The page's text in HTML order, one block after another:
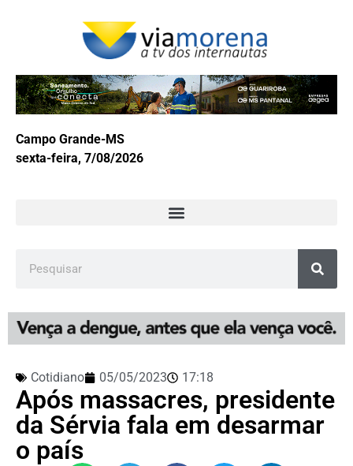
Campo Grande-MS
sexta-feira, 7/08/2026
Cotidiano 05/05/2023 17:18
Após massacres, presidente
da Sérvia fala em desarmar
o país